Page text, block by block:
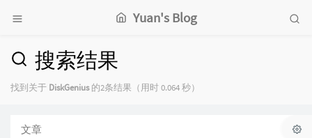
Yuan's Blog
搜索结果
找到关于 DiskGenius的2条结果（用时 0.064 秒）
文章